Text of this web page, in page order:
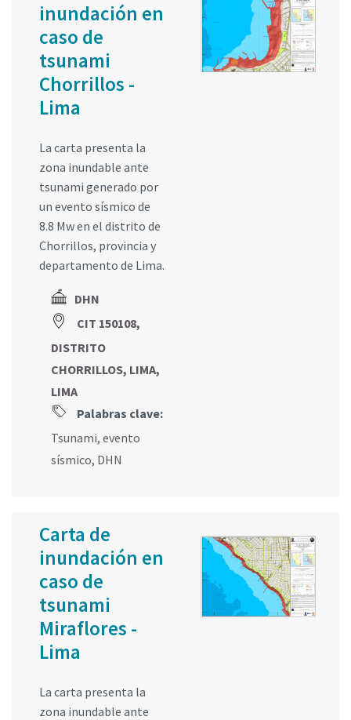
inundación en
caso de
tsunami
Chorrillos -
Lima
La carta presenta la
zona inundable ante
tsunami generado por
un evento sísmico de
8.8 Mw en el distrito de
Chorrillos, provincia y
departamento de Lima.
DHN
CIT 150108,
DISTRITO
CHORRILLOS, LIMA,
LIMA
Palabras clave:
Tsunami, evento
sísmico, DHN
Carta de
inundación en
caso de
tsunami
Miraflores -
Lima
La carta presenta la
zona inundable ante